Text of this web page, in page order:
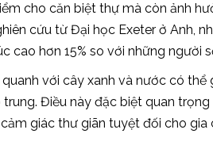
cho căn biệt thự mà còn ảnh
cứu từ Đại học Exeter ở Anh,
cao hơn 15% so với những người
với cây xanh và nước có thể
Điều này đặc biệt quan
giác thư giãn tuyệt đối cho gia